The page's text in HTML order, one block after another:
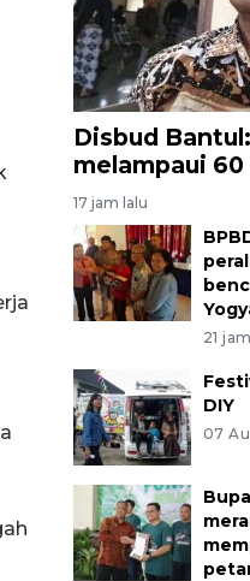
Disbud
melampaui
17 jam lalu
21
DIY
07